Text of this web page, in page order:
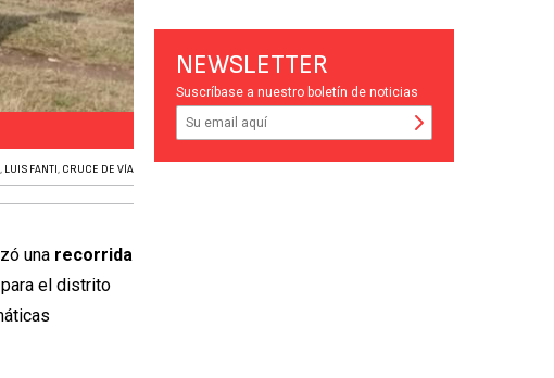
RECORRIDA. Pablo Zurro junto al ingeniero Luis Fanti.
, LUIS FANTI, CRUCE DE VÍA
una recorrida
el distrito
NEWSLETTER
Suscríbase a nuestro boletín de noticias